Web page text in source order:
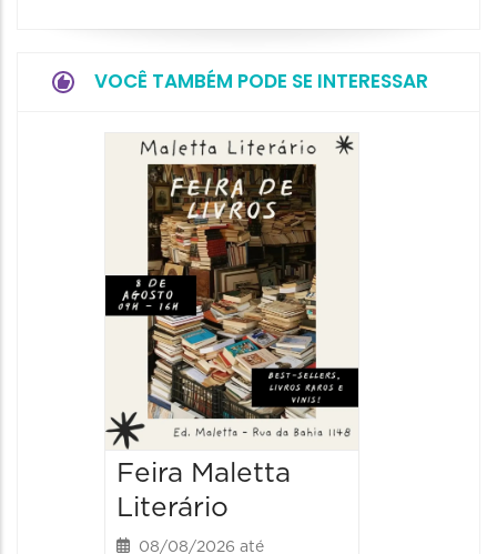
VOCÊ TAMBÉM PODE SE INTERESSAR
Feira Maletta
Literário
08/08/2026 até